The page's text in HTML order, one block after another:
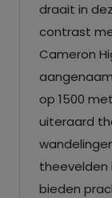
draait in
contrast
Cameron
op 1500
uiteraard
theevelden
bieden